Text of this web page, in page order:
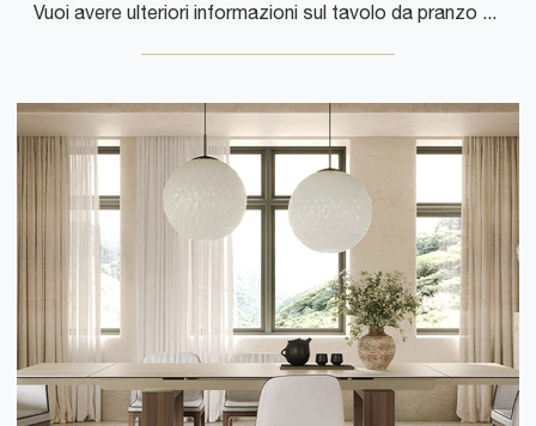
Vuoi avere ulteriori informazioni sul tavolo da pranzo Arco Ext di Tonin Casa? Clicca e scopri di più sui modelli allungabili del brand.